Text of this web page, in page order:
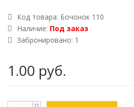
Код товара: Бочонок 110
Наличие: Под заказ
Забронировано: 1
1.00 руб.